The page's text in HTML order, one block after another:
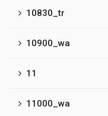
10830_tr
10900_wa
11
11000_wa